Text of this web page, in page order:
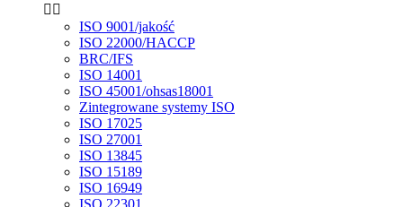
 
ISO 9001/jakość
ISO 22000/HACCP
BRC/IFS
ISO 14001
ISO 45001/ohsas18001
Zintegrowane systemy ISO
ISO 17025
ISO 27001
ISO 13845
ISO 15189
ISO 16949
ISO 22301